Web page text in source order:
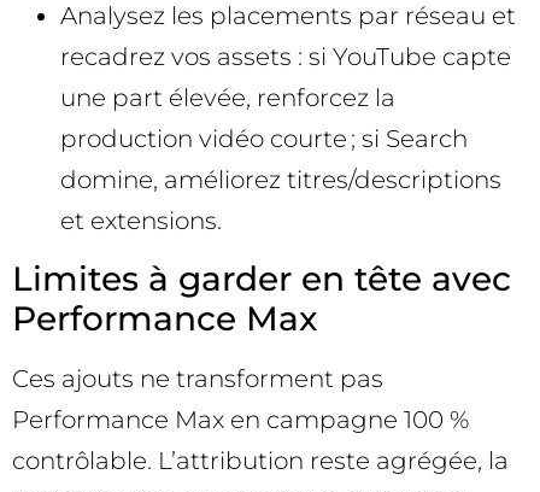
Analysez les placements par réseau et
recadrez vos assets : si YouTube capte
une part élevée, renforcez la
production vidéo courte ; si Search
domine, améliorez titres/descriptions
et extensions.
Limites à garder en tête avec
Performance Max
Ces ajouts ne transforment pas
Performance Max en campagne 100 %
contrôlable. L’attribution reste agrégée, la